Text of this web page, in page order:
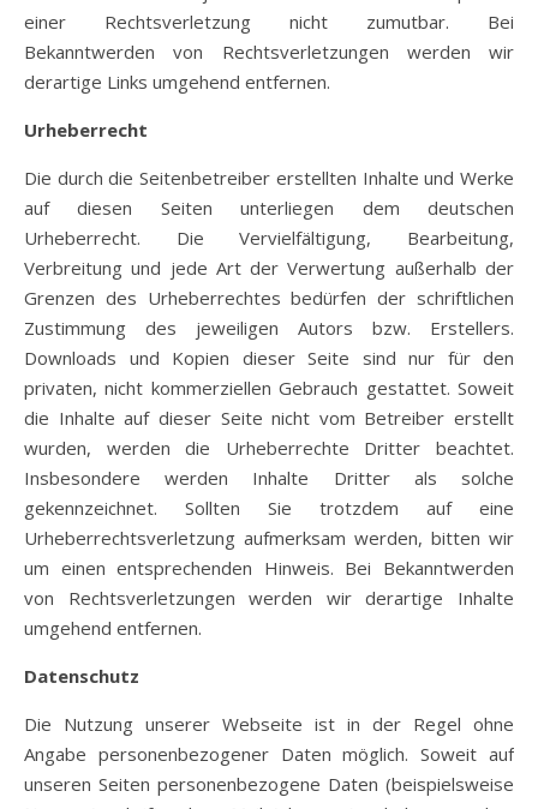
einer Rechtsverletzung nicht zumutbar. Bei
Bekanntwerden von Rechtsverletzungen werden wir
derartige Links umgehend entfernen.
Urheberrecht
Die durch die Seitenbetreiber erstellten Inhalte und Werke
auf diesen Seiten unterliegen dem deutschen
Urheberrecht. Die Vervielfältigung, Bearbeitung,
Verbreitung und jede Art der Verwertung außerhalb der
Grenzen des Urheberrechtes bedürfen der schriftlichen
Zustimmung des jeweiligen Autors bzw. Erstellers.
Downloads und Kopien dieser Seite sind nur für den
privaten, nicht kommerziellen Gebrauch gestattet. Soweit
die Inhalte auf dieser Seite nicht vom Betreiber erstellt
wurden, werden die Urheberrechte Dritter beachtet.
Insbesondere werden Inhalte Dritter als solche
gekennzeichnet. Sollten Sie trotzdem auf eine
Urheberrechtsverletzung aufmerksam werden, bitten wir
um einen entsprechenden Hinweis. Bei Bekanntwerden
von Rechtsverletzungen werden wir derartige Inhalte
umgehend entfernen.
Datenschutz
Die Nutzung unserer Webseite ist in der Regel ohne
Angabe personenbezogener Daten möglich. Soweit auf
unseren Seiten personenbezogene Daten (beispielsweise